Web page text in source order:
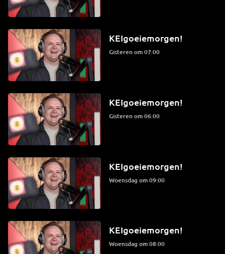
KEIgoeiemorgen!
Gisteren om 07:00
KEIgoeiemorgen!
Gisteren om 06:00
KEIgoeiemorgen!
woensdag om 09:00
KEIgoeiemorgen!
woensdag om 08:00